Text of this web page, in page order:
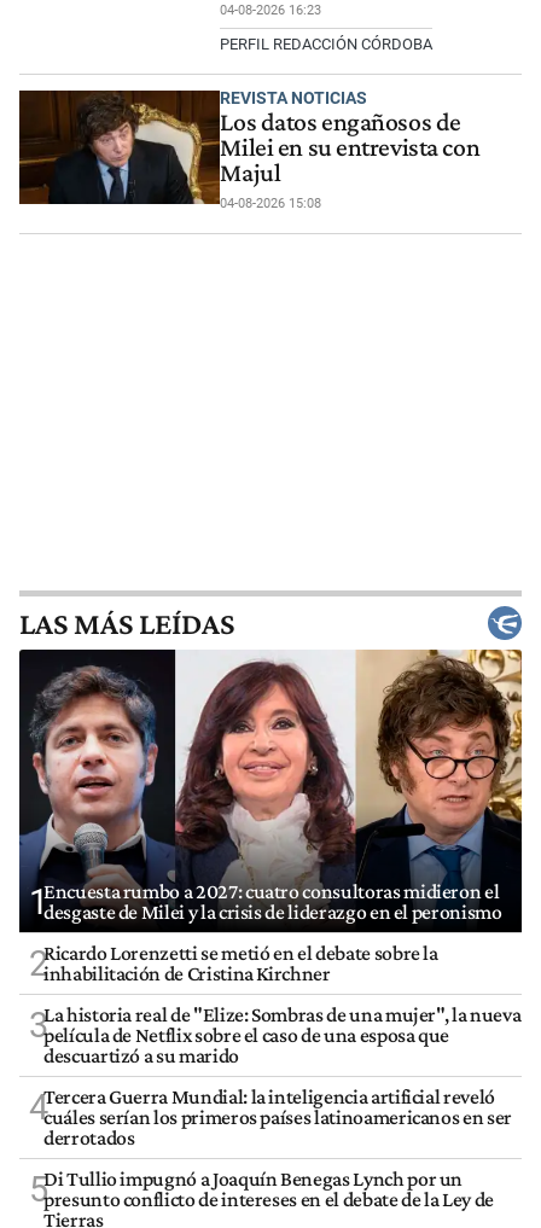
04-08-2026 16:23
PERFIL REDACCIÓN CÓRDOBA
REVISTA NOTICIAS
Los datos engañosos de
Milei en su entrevista con
Majul
04-08-2026 15:08
LAS MÁS LEÍDAS
1Encuesta rumbo a 2027: cuatro consultoras midieron el
desgaste de Milei y la crisis de liderazgo en el peronismo
2Ricardo Lorenzetti se metió en el debate sobre la
inhabilitación de Cristina Kirchner
3La historia real de "Elize: Sombras de una mujer", la nueva
película de Netflix sobre el caso de una esposa que
descuartizó a su marido
4Tercera Guerra Mundial: la inteligencia artificial reveló
cuáles serían los primeros países latinoamericanos en ser
derrotados
5Di Tullio impugnó a Joaquín Benegas Lynch por un
presunto conflicto de intereses en el debate de la Ley de
Tierras